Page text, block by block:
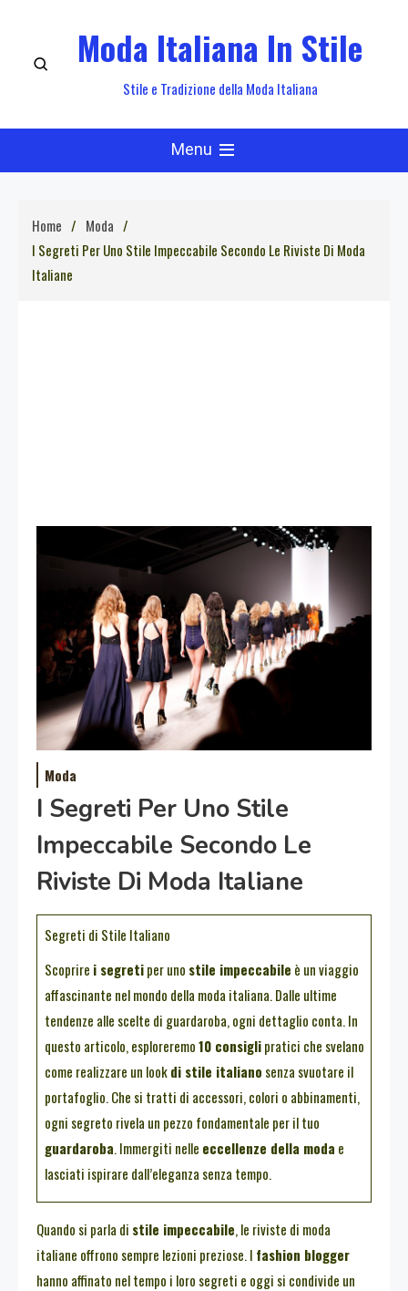
content
Moda Italiana In Stile
Stile e Tradizione della Moda Italiana
Menu
Home
Moda
I Segreti Per Uno Stile Impeccabile Secondo Le Riviste Di Moda
Italiane
Moda
I Segreti Per Uno Stile
Impeccabile Secondo Le
Riviste Di Moda Italiane
Segreti di Stile Italiano
Scoprire i segretiper uno stile impeccabile è un viaggio
affascinante nel mondo della moda italiana. Dalle ultime
tendenze alle scelte di guardaroba, ogni dettaglio conta. In
questo articolo, esploreremo10 consiglipratici che svelano
come realizzare un lookdi stile italiano senza svuotare il
portafoglio. Che si tratti di accessori, colori o abbinamenti,
ogni segreto rivela un pezzo fondamentale per il tuo
guardaroba. Immergiti nelle eccellenze della moda e
lasciati ispirare dall’eleganza senza tempo.
Quando si parla di stile impeccabile, le riviste di moda
italiane offrono sempre lezioni preziose. I fashion blogger
hanno affinato nel tempo i loro segreti e oggi si condivide un